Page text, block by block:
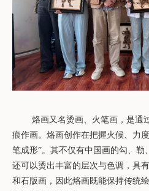
烙画又名烫画、火笔画，是通
痕作画。烙画创作在把握火候、力
笔成形”。其不仅有中国画的勾、勒
还可以烫出丰富的层次与色调，具
和石版画，因此烙画既能保持传统